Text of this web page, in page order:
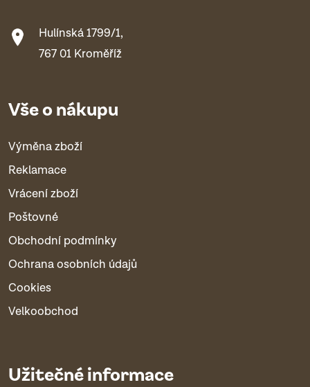
Hulínská 1799/1,
767 01 Kroměříž
Vše o nákupu
Výměna zboží
Reklamace
Vrácení zboží
Poštovné
Obchodní podmínky
Ochrana osobních údajů
Cookies
Velkoobchod
Užitečné informace